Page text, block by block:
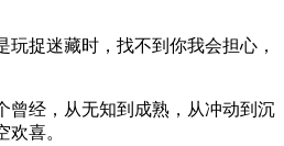
捉迷藏时，找不到你我会担心，
曾经，从无知到成熟，从冲动到沉
喜。